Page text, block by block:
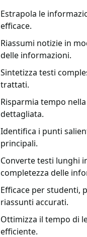
Estrapola le
efficace.
Riassumi notizie in
delle informazioni.
Sintetizza testi
trattati.
Risparmia tempo
dettagliata.
Identifica i punti
principali.
Converte testi lunghi
completezza delle
Efficace per studenti,
riassunti accurati.
Ottimizza il tempo di
efficiente.